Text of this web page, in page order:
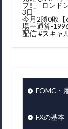
ブ‼」 ロンド
3日
今月2勝0敗
場ー通算-
配信 #スキャ
FOMC・
FXの基本